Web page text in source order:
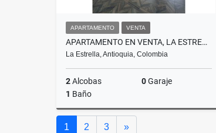
APARTAMENTO VENTA
APARTAMENTO EN VENTA, LA ESTRELLA, SECTOR LA TABLAZA
La Estrella, Antioquia, Colombia
2Alcobas 0Garaje
1 Baño
1 2 3 »Siguiente